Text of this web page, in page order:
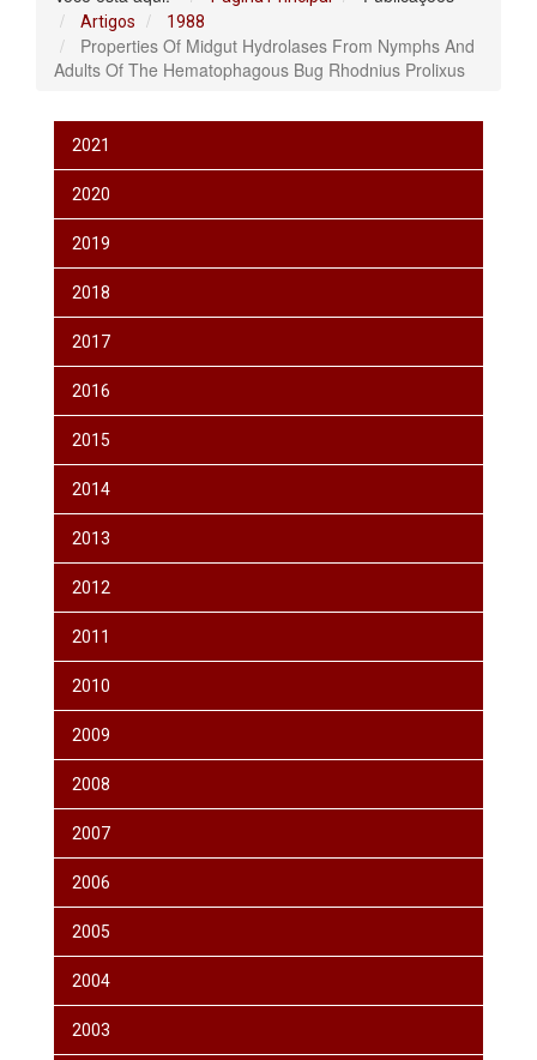
Artigos 1988
Properties Of Midgut Hydrolases From Nymphs And
Adults Of The Hematophagous Bug Rhodnius Prolixus
2021
2020
2019
2018
2017
2016
2015
2014
2013
2012
2011
2010
2009
2008
2007
2006
2005
2004
2003